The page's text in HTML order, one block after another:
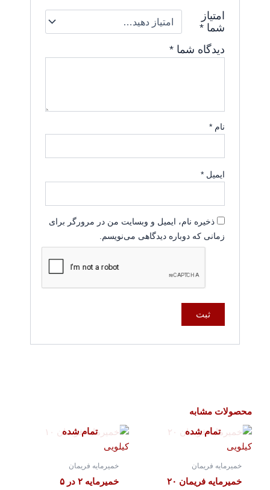
امتیاز
شما*
دیدگاه شما*
نام*
ایمیل*
ذخیره نام، ایمیل و وبسایت من در مرورگر برای
زمانی که دوباره دیدگاهی می‌نویسم.
محصولات مشابه
تمام شده
خمیرمایه فریمان
خمیرمایه فریمان ۲۰
تمام شده
خمیرمایه فریمان
خمیرمایه ۲ در ۵